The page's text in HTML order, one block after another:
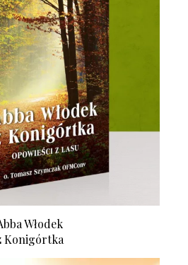
Włodek
Konigórtka